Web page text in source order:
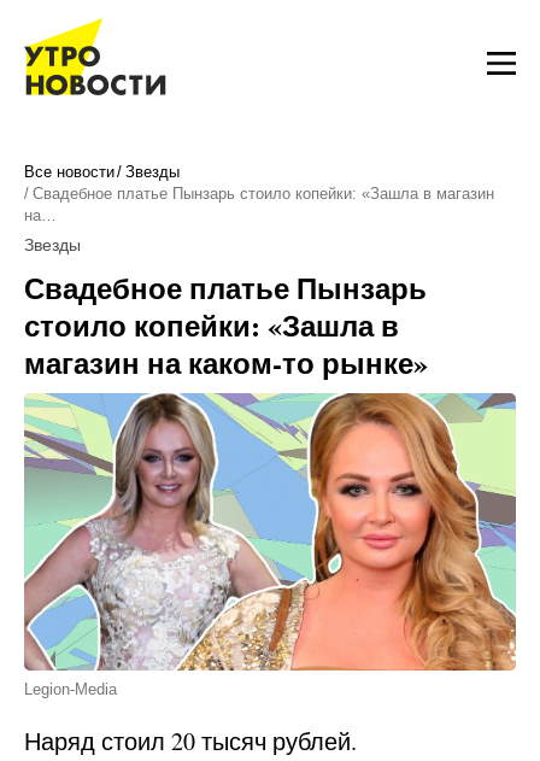
Все новости Звезды
Свадебное платье Пынзарь стоило копейки: «Зашла в магазин
на…
Звезды
Свадебное платье Пынзарь
стоило копейки: «Зашла в
магазин на каком-то рынке»
Legion-Media
Наряд стоил 20 тысяч рублей.